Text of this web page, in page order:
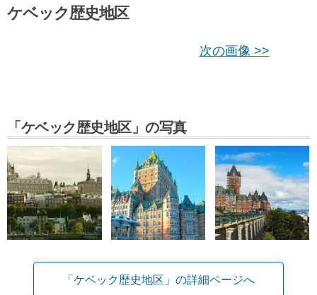
ケベック歴史地区
次の画像 >>
「ケベック歴史地区」の写真
「ケベック歴史地区」の詳細ページへ